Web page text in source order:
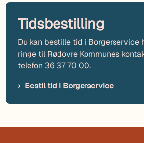
Tidsbestilling
Du kan bestille tid i Borgerservice
ringe til Rødovre Kommunes
telefon 36 37 70 00.
Bestil tid i Borgerservice